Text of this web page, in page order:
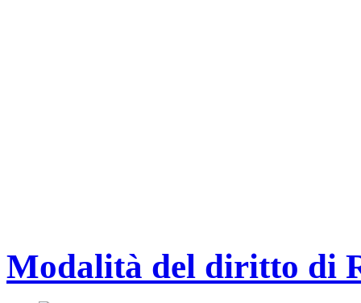
Modalità del diritto di